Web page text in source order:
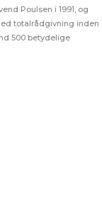
Poulsen i 1991, og
totalrådgivning inden
500 betydelige